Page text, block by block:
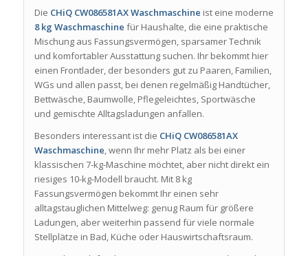
Die CHiQ CW086581AX Waschmaschine ist eine moderne
8 kg Waschmaschine für Haushalte, die eine praktische
Mischung aus Fassungsvermögen, sparsamer Technik
und komfortabler Ausstattung suchen. Ihr bekommt hier
einen Frontlader, der besonders gut zu Paaren, Familien,
WGs und allen passt, bei denen regelmäßig Handtücher,
Bettwäsche, Baumwolle, Pflegeleichtes, Sportwäsche
und gemischte Alltagsladungen anfallen.
Besonders interessant ist die CHiQ CW086581AX
Waschmaschine, wenn Ihr mehr Platz als bei einer
klassischen 7-kg-Maschine möchtet, aber nicht direkt ein
riesiges 10-kg-Modell braucht. Mit 8 kg
Fassungsvermögen bekommt Ihr einen sehr
alltagstauglichen Mittelweg: genug Raum für größere
Ladungen, aber weiterhin passend für viele normale
Stellplätze in Bad, Küche oder Hauswirtschaftsraum.